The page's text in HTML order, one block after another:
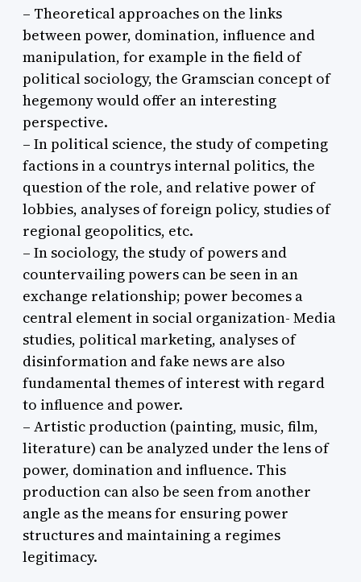
– Theoretical approaches on the links
between power, domination, influence and
manipulation, for example in the field of
political sociology, the Gramscian concept of
hegemony would offer an interesting
perspective.
– In political science, the study of competing
factions in a countrys internal politics, the
question of the role, and relative power of
lobbies, analyses of foreign policy, studies of
regional geopolitics, etc.
– In sociology, the study of powers and
countervailing powers can be seen in an
exchange relationship; power becomes a
central element in social organization- Media
studies, political marketing, analyses of
disinformation and fake news are also
fundamental themes of interest with regard
to influence and power.
– Artistic production (painting, music, film,
literature) can be analyzed under the lens of
power, domination and influence. This
production can also be seen from another
angle as the means for ensuring power
structures and maintaining a regimes
legitimacy.